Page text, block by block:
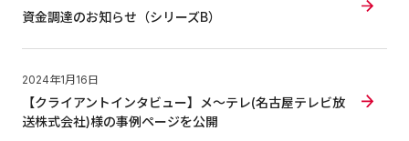
資金調達のお知らせ（シリーズB）
2024年1月16日
【クライアントインタビュー】メ～テレ(名古屋テレビ放
送株式会社)様の事例ページを公開